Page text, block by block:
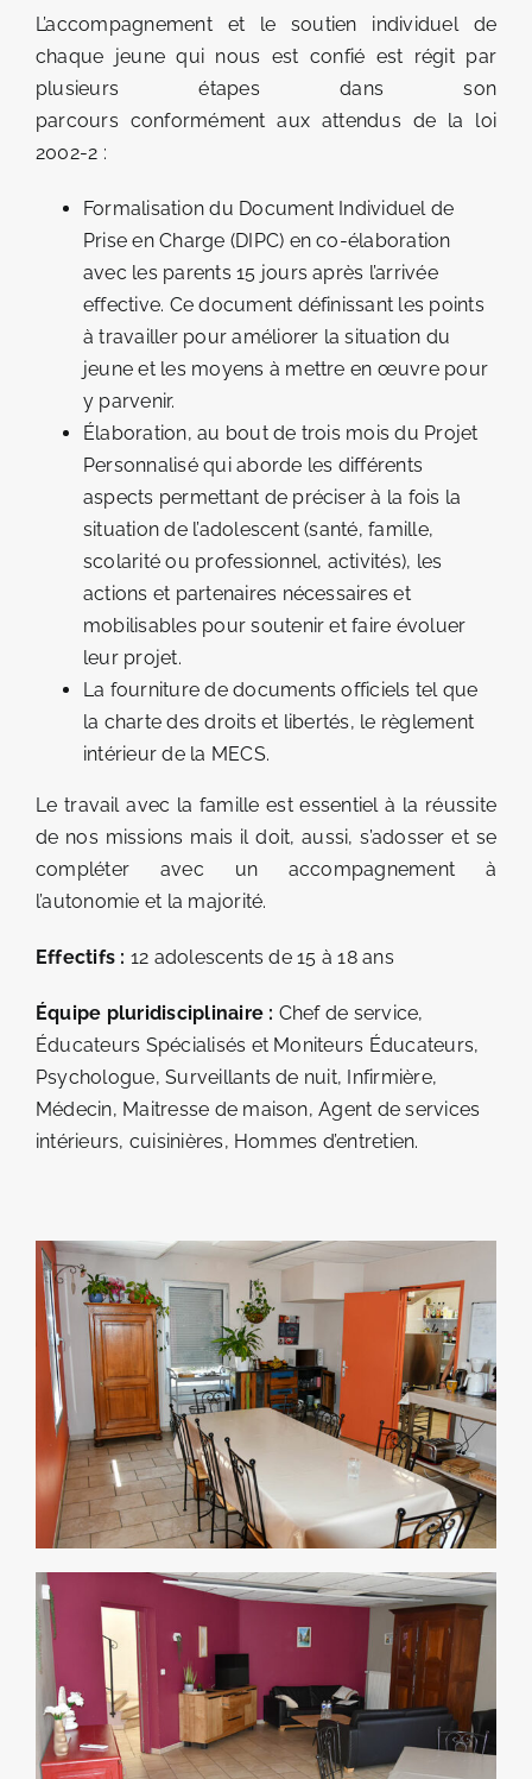
L’accompagnement et le soutien individuel de
chaque jeune qui nous est confié est régit par
plusieurs étapes dans son
parcours conformément aux attendus de la loi
2002-2 :
Formalisation du Document Individuel de
Prise en Charge (DIPC) en co-élaboration
avec les parents 15 jours après l’arrivée
effective. Ce document définissant les points
à travailler pour améliorer la situation du
jeune et les moyens à mettre en œuvre pour
y parvenir.
Élaboration, au bout de trois mois du Projet
Personnalisé qui aborde les différents
aspects permettant de préciser à la fois la
situation de l’adolescent (santé, famille,
scolarité ou professionnel, activités), les
actions et partenaires nécessaires et
mobilisables pour soutenir et faire évoluer
leur projet.
La fourniture de documents officiels tel que
la charte des droits et libertés, le règlement
intérieur de la MECS.
Le travail avec la famille est essentiel à la réussite
de nos missions mais il doit, aussi, s’adosser et se
compléter avec un accompagnement à
l’autonomie et la majorité.
Effectifs : 12 adolescents de 15 à 18 ans
Équipe pluridisciplinaire : Chef de service,
Éducateurs Spécialisés et Moniteurs Éducateurs,
Psychologue, Surveillants de nuit, Infirmière,
Médecin, Maitresse de maison, Agent de services
intérieurs, cuisinières, Hommes d’entretien.